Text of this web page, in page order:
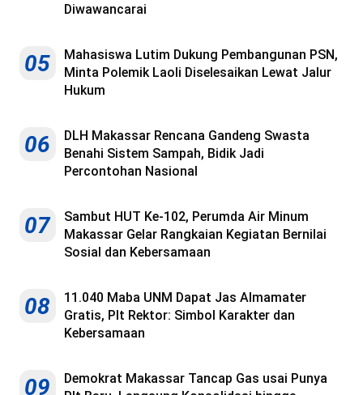
Diwawancarai
05
Mahasiswa Lutim Dukung Pembangunan PSN,
Minta Polemik Laoli Diselesaikan Lewat Jalur
Hukum
06
DLH Makassar Rencana Gandeng Swasta
Benahi Sistem Sampah, Bidik Jadi
Percontohan Nasional
07
Sambut HUT Ke-102, Perumda Air Minum
Makassar Gelar Rangkaian Kegiatan Bernilai
Sosial dan Kebersamaan
08
11.040 Maba UNM Dapat Jas Almamater
Gratis, Plt Rektor: Simbol Karakter dan
Kebersamaan
09
Demokrat Makassar Tancap Gas usai Punya